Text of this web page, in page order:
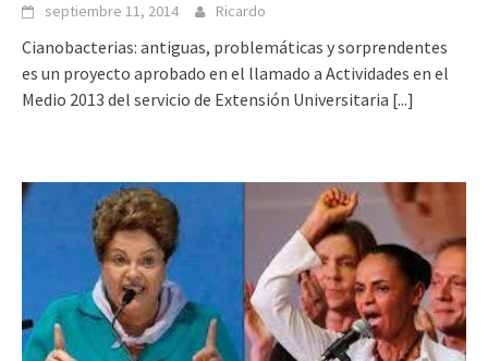
septiembre 11, 2014 Ricardo
Cianobacterias: antiguas, problemáticas y sorprendentes
es un proyecto aprobado en el llamado a Actividades en el
Medio 2013 del servicio de Extensión Universitaria [...]